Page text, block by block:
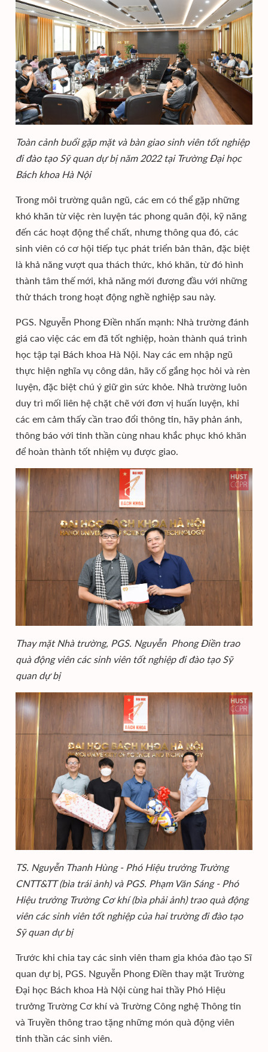
Toàn cảnh buổi gặp mặt và bàn giao sinh viên tốt nghiệp
đi đào tạo Sỹ quan dự bị năm 2022 tại Trường Đại học
Bách khoa Hà Nội
Trong môi trường quân ngũ, các em có thể gặp những
khó khăn từ việc rèn luyện tác phong quân đội, kỹ năng
đến các hoạt động thể chất, nhưng thông qua đó, các
sinh viên có cơ hội tiếp tục phát triển bản thân, đặc biệt
là khả năng vượt qua thách thức, khó khăn, từ đó hình
thành tâm thế mới, khả năng mới đương đầu với những
thử thách trong hoạt động nghề nghiệp sau này.
PGS. Nguyễn Phong Điền nhấn mạnh: Nhà trường đánh
giá cao việc các em đã tốt nghiệp, hoàn thành quá trình
học tập tại Bách khoa Hà Nội. Nay các em nhập ngũ
thực hiện nghĩa vụ công dân, hãy cố gắng học hỏi và rèn
luyện, đặc biệt chú ý giữ gìn sức khỏe. Nhà trường luôn
duy trì mối liên hệ chặt chẽ với đơn vị huấn luyện, khi
các em cảm thấy cần trao đổi thông tin, hãy phản ánh,
thông báo với tinh thần cùng nhau khắc phục khó khăn
để hoàn thành tốt nhiệm vụ được giao.
Thay mặt Nhà trường, PGS. Nguyễn Phong Điền trao
quà động viên các sinh viên tốt nghiệp đi đào tạo Sỹ
quan dự bị
TS. Nguyễn Thanh Hùng - Phó Hiệu trưởng Trường
CNTT&TT (bìa trái ảnh) và PGS. Phạm Văn Sáng - Phó
Hiệu trưởng Trường Cơ khí (bìa phải ảnh) trao quà động
viên các sinh viên tốt nghiệp của hai trường đi đào tạo
Sỹ quan dự bị
Trước khi chia tay các sinh viên tham gia khóa đào tạo Sĩ
quan dự bị, PGS. Nguyễn Phong Điền thay mặt Trường
Đại học Bách khoa Hà Nội cùng hai thầy Phó Hiệu
trưởng Trường Cơ khí và Trường Công nghệ Thông tin
và Truyền thông trao tặng những món quà động viên
tinh thần các sinh viên.